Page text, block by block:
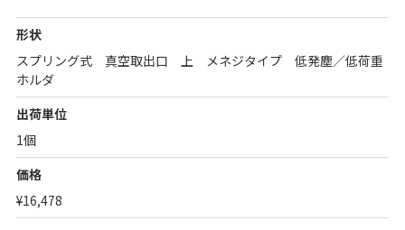
形状
スプリング式 真空取出口 上 メネジタイプ 低発塵／低荷重
ホルダ
出荷単位
1個
価格
¥16,478